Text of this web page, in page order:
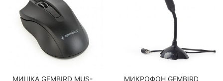
МИШКА GEMBIRD MUS-
МИКРОФОН GEMBIRD